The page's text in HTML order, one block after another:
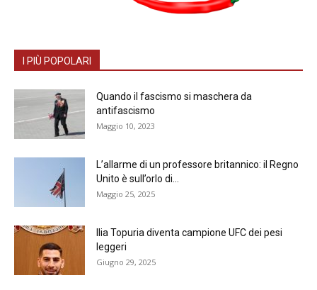
I PIÙ POPOLARI
Quando il fascismo si maschera da
antifascismo
Maggio 10, 2023
L’allarme di un professore britannico: il Regno
Unito è sull’orlo di...
Maggio 25, 2025
Ilia Topuria diventa campione UFC dei pesi
leggeri
Giugno 29, 2025